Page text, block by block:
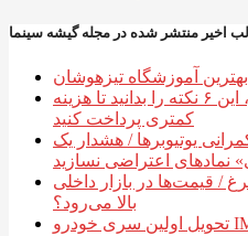
قبل از تمدید اشتراک فیلیمو، این ۶ نکته را بدانید تا هزینه
کمتری پرداخت کنید
یوتیوبرها / هشدار یک
/ قیمت‌ها در بازار داخلی
بالا می‌رود؟
تحویل اولین سری خودرو IM LS7 به مشتریان توسط نیکا